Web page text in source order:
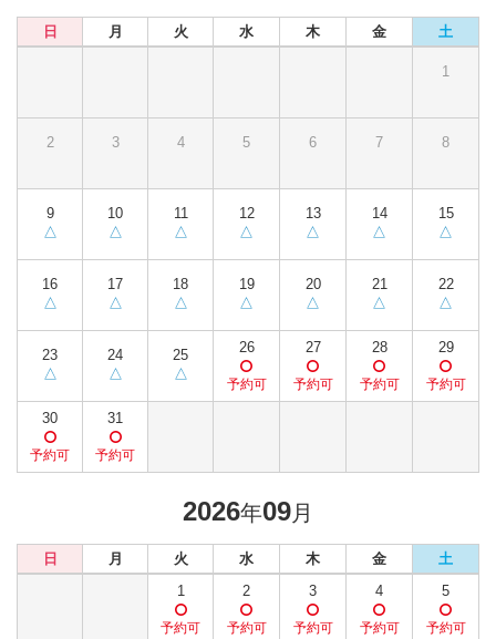
日 月 火 水 木 金 土
1
2 3 4 5 6 7 8
9 10 11 12 13 14 15
16 17 18 19 20 21 22
23 24 25 26 27 28 29
30 31
2026年09月
日 月 火 水 木 金
土
1
2 3 4 5